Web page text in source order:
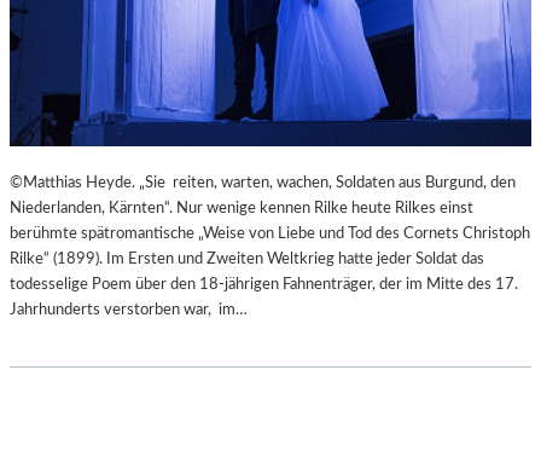
©Matthias Heyde. „Sie reiten, warten, wachen, Soldaten aus Burgund, den
Niederlanden, Kärnten“. Nur wenige kennen Rilke heute Rilkes einst
berühmte spätromantische „Weise von Liebe und Tod des Cornets Christoph
Rilke“ (1899). Im Ersten und Zweiten Weltkrieg hatte jeder Soldat das
todesselige Poem über den 18-jährigen Fahnenträger, der im Mitte des 17.
Jahrhunderts verstorben war, im…